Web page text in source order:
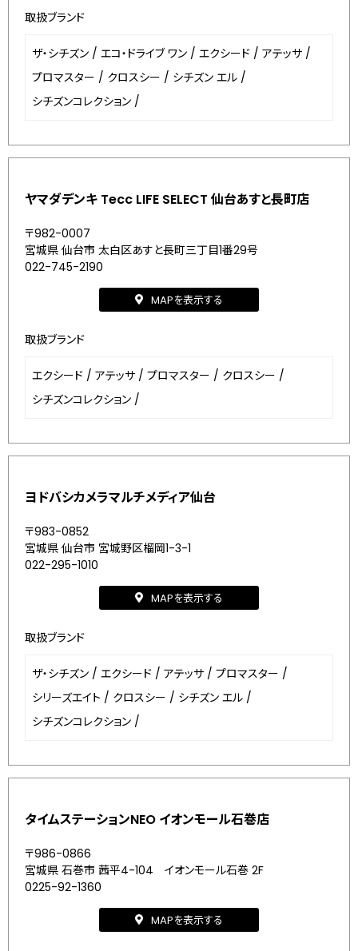
取扱ブランド
ザ・シチズン / エコ・ドライブ ワン / エクシード / アテッサ /
プロマスター / クロスシー / シチズン エル /
シチズンコレクション /
ヤマダデンキ Tecc LIFE SELECT 仙台あすと長町店
〒982-0007
宮城県 仙台市 太白区あすと長町三丁目1番29号
022-745-2190
MAPを表示する
取扱ブランド
エクシード / アテッサ / プロマスター / クロスシー /
シチズンコレクション /
ヨドバシカメラマルチメディア仙台
〒983-0852
宮城県 仙台市 宮城野区榴岡1-3-1
022-295-1010
MAPを表示する
取扱ブランド
ザ・シチズン / エクシード / アテッサ / プロマスター /
シリーズエイト / クロスシー / シチズン エル /
シチズンコレクション /
タイムステーションNEO イオンモール石巻店
〒986-0866
宮城県 石巻市 茜平4-104 イオンモール石巻 2F
0225-92-1360
MAPを表示する